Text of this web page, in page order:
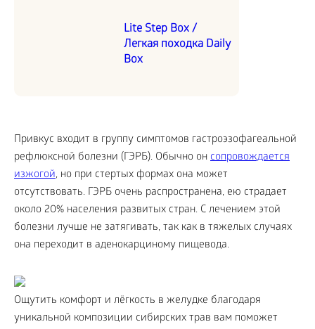
Lite Step Box /
Легкая походка Daily
Box
Привкус входит в группу симптомов гастроэзофагеальной
рефлюксной болезни (ГЭРБ). Обычно он сопровождается
изжогой, но при стертых формах она может
отсутствовать. ГЭРБ очень распространена, ею страдает
около 20% населения развитых стран. С лечением этой
болезни лучше не затягивать, так как в тяжелых случаях
она переходит в аденокарциному пищевода.
Ощутить комфорт и лёгкость в желудке благодаря
уникальной композиции сибирских трав вам поможет